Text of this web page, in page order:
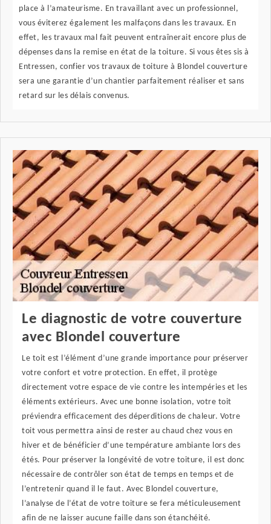
place à l’amateurisme. En travaillant avec un professionnel,
vous éviterez également les malfaçons dans les travaux. En
effet, les travaux mal fait peuvent entraînerait encore plus de
dépenses dans la remise en état de la toiture. Si vous êtes sis à
Entressen, confier vos travaux de toiture à Blondel couverture
sera une garantie d’un chantier parfaitement réaliser et sans
retard sur les délais convenus.
Le diagnostic de votre couverture
avec Blondel couverture
Le toit est l’élément d’une grande importance pour préserver
votre confort et votre protection. En effet, il protège
directement votre espace de vie contre les intempéries et les
éléments extérieurs. Avec une bonne isolation, votre toit
préviendra efficacement des déperditions de chaleur. Votre
toit vous permettra ainsi de rester au chaud chez vous en
hiver et de bénéficier d’une température ambiante lors des
étés. Pour préserver la longévité de votre toiture, il est donc
nécessaire de contrôler son état de temps en temps et de
l’entretenir quand il le faut. Avec Blondel couverture,
l’analyse de l’état de votre toiture se fera méticuleusement
afin de ne laisser aucune faille dans son étanchéité.